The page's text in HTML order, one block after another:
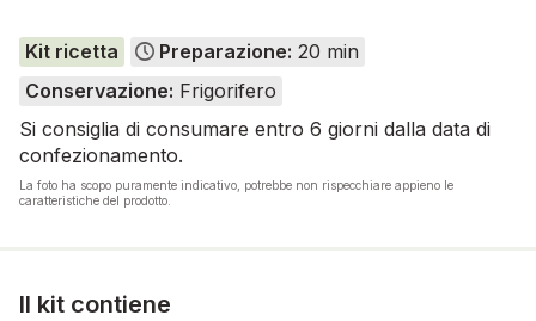
Kit ricetta Preparazione: 20 min
Conservazione: Frigorifero
Si consiglia di consumare entro 6 giorni dalla data di
confezionamento.
La foto ha scopo puramente indicativo, potrebbe non rispecchiare appieno le
caratteristiche del prodotto.
Il kit contiene